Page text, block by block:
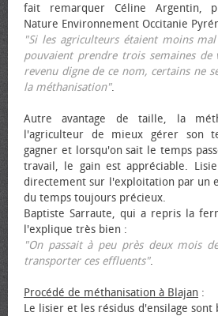
fait remarquer Céline Argentin,
Nature Environnement Occitanie
"Si les agriculteurs étaient moins
pouvaient prendre trois semaines de
revenu digne de ce nom, certains ne
la méthanisation".
Autre avantage de taille, la
l'agriculteur de mieux gérer son
gagner et lorsqu'on sait le temps
travail, le gain est appréciable.
directement sur l'exploitation par un
du temps toujours précieux.
Baptiste Sarraute, qui a repris la
l'explique très bien :
"On passait à peu près deux mois
transporter ces effluents".
Procédé de méthanisation à Blajan :
Le lisier et les résidus d'ensilage sont